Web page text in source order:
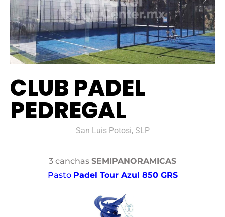
CLUB PADEL
PEDREGAL
San Luis Potosi, SLP
3 canchas SEMIPANORAMICAS
Pasto Padel Tour Azul 850 GRS